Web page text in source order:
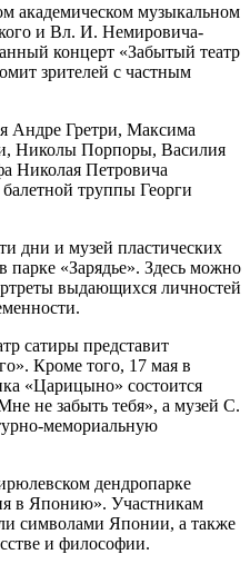
академическом музыкальном
и Вл. И. Немировича-
концерт «Забытый театр
зрителей с частным
Андре Гретри, Максима
Николы Порпоры, Василия
Николая Петровича
труппы Георги
дни и музей пластических
«Зарядье». Здесь можно
выдающихся личностей
сатиры представит
Кроме того, 17 мая в
«Царицыно» состоится
не забыть тебя», а музей С.
мемориальную
дендропарке
в Японию». Участникам
символами Японии, а также
и философии.